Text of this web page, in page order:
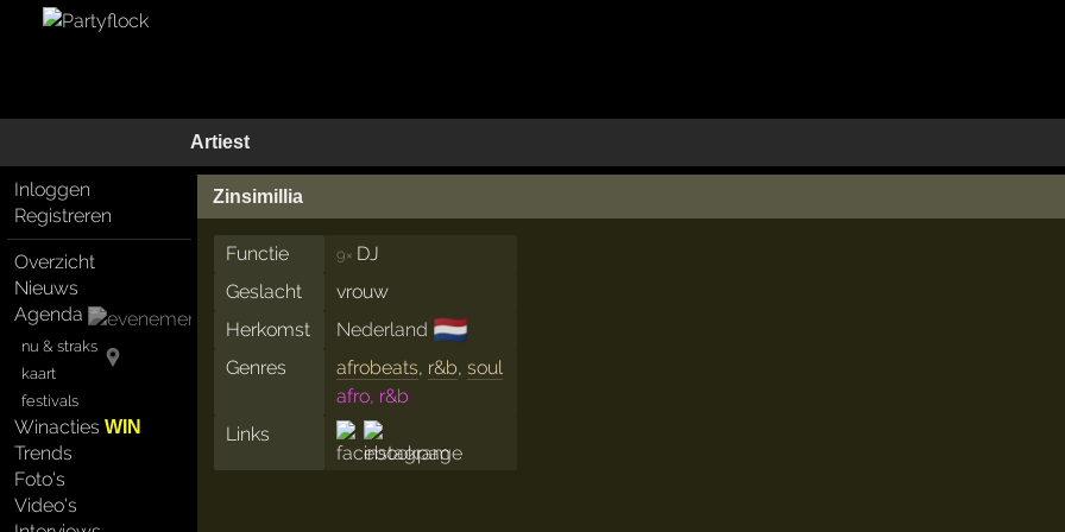
Artiest
Inloggen
Registreren
Overzicht
Nieuws
Agenda
nu & straks
kaart
festivals
WinactiesWIN
Trends
Foto's
Video's
Zinsimillia
Functie 9× DJ
Geslacht
vrouw
Herkomst
Nederland 🇳🇱
Genres afrobeats, r&b,soul
afro, r&b
Links